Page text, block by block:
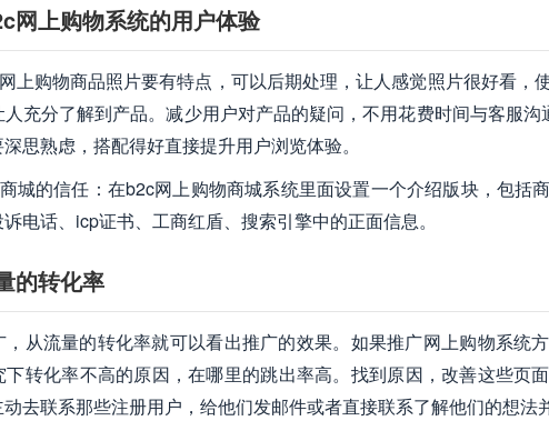
网上购物系统的用户体验
上购物商品照片要有特点，可以后期处理，让人感觉照片很好看，
充分了解到产品。减少用户对产品的疑问，不用花费时间与客服
思熟虑，搭配得好直接提升用户浏览体验。
城的信任：在b2c网上购物商城系统里面设置一个介绍版块，包括
电话、icp证书、工商红盾、搜索引擎中的正面信息。
的转化率
，从流量的转化率就可以看出推广的效果。如果推广网上购物系统
转化率不高的原因，在哪里的跳出率高。找到原因，改善这些页
去联系那些注册用户，给他们发邮件或者直接联系了解他们的想法